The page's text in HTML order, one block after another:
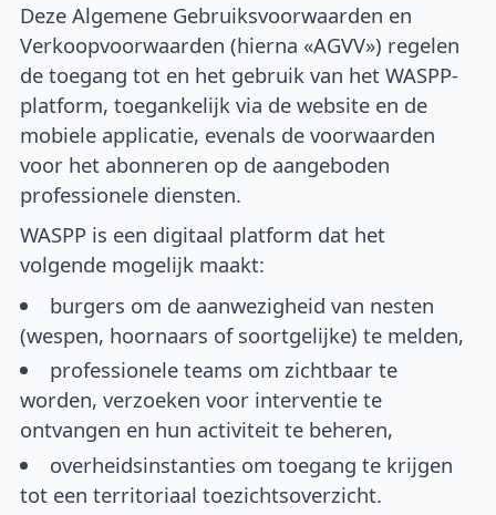
Deze Algemene Gebruiksvoorwaarden en
Verkoopvoorwaarden (hierna «AGVV») regelen
de toegang tot en het gebruik van het WASPP-
platform, toegankelijk via de website en de
mobiele applicatie, evenals de voorwaarden
voor het abonneren op de aangeboden
professionele diensten.
WASPP is een digitaal platform dat het
volgende mogelijk maakt:
burgers om de aanwezigheid van nesten
(wespen, hoornaars of soortgelijke) te melden,
professionele teams om zichtbaar te
worden, verzoeken voor interventie te
ontvangen en hun activiteit te beheren,
overheidsinstanties om toegang te krijgen
tot een territoriaal toezichtsoverzicht.